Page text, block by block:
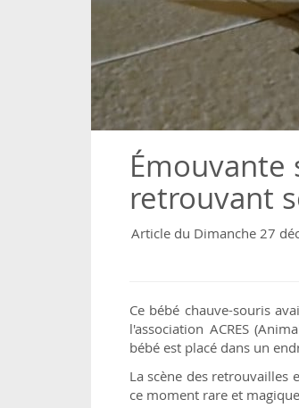
Émouvante
retrouvant
Article du Dimanche 27
Ce bébé chauve-souris
l'association ACRES
bébé est placé dans un
La scène des
ce moment rare et